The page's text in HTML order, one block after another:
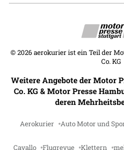
© 2026 aerokurier ist ein Teil der
Co. KG
Weitere Angebote der Motor
Co. KG & Motor Presse
deren
Aerokurier Auto Motor und
Cavallo Flugrevue Klettern